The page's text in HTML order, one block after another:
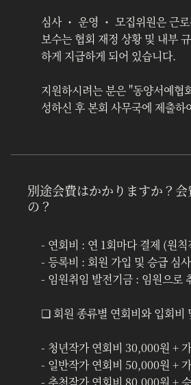
심사 ・ 운영 ・ 모집위원은 근
보수는 협회 재정 상황 및 내부
하게 지급하게 되어 있습니다.
지원하시려는 분은 "동양서예협
성하신 후 본회 사무국에 제출하
別途会費はかかりますか？
の？
- 연회비 : 연 1회마다 결제 (원
- 등록비 : 회원 가입 및 승급 심
- 임원취임 발전기금 : 임원으로
❏ 회원 종류별 연회비와 입회비
- 청년작가 연회비 30,000원 +
- 일반작가 연회비 50,000원 +